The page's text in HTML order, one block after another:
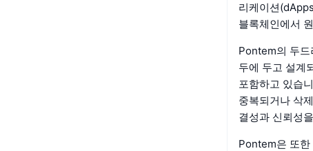
리케이션
블록체인에서
Pontem의 두드
두에 두고 설계
포함하고 있습
중복되거나 삭
결성과 신뢰성
Pontem은 또한